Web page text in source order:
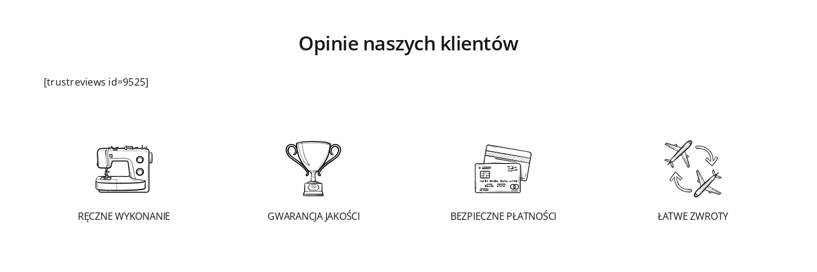
Opinie naszych klientów
[trustreviews id=9525]
RĘCZNE WYKONANIE GWARANCJA JAKOŚCI BEZPIECZNE PŁATNOŚCI ŁATWE ZWROTY